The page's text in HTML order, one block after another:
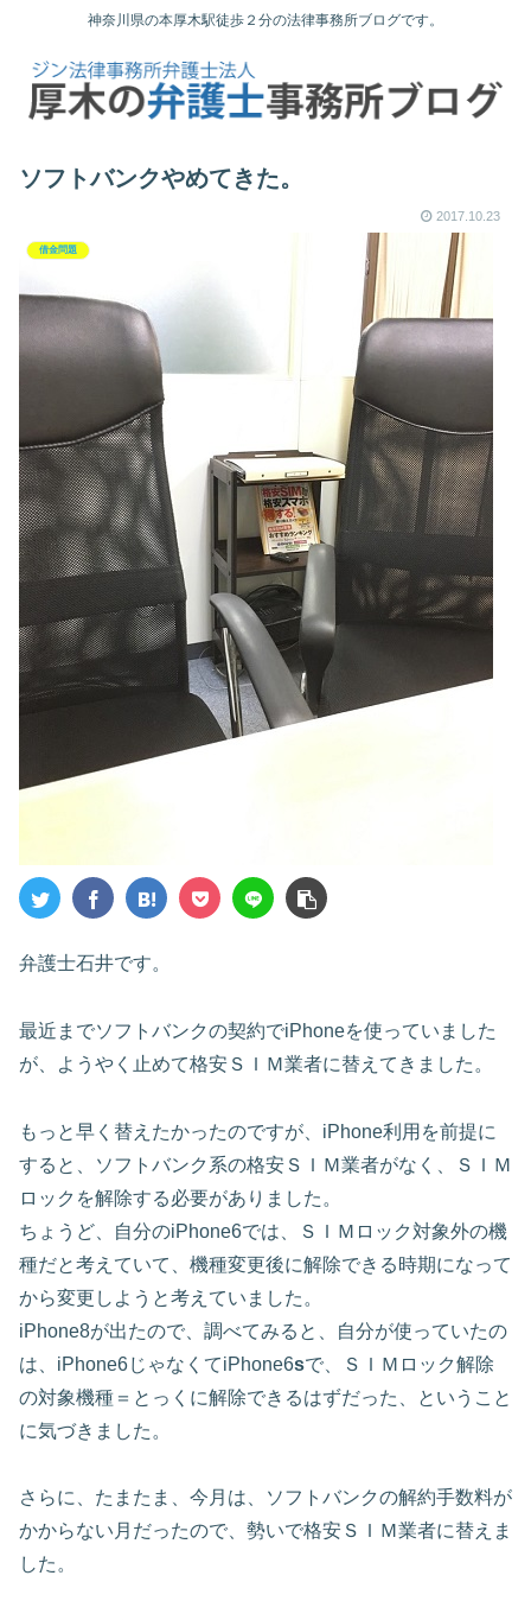
神奈川県の本厚木駅徒歩２分の法律事務所ブログです。
ソフトバンクやめてきた。
2017.10.23
借金問題
弁護士石井です。
最近までソフトバンクの契約でiPhoneを使っていました
が、ようやく止めて格安ＳＩＭ業者に替えてきました。
もっと早く替えたかったのですが、iPhone利用を前提に
すると、ソフトバンク系の格安ＳＩＭ業者がなく、ＳＩＭ
ロックを解除する必要がありました。
ちょうど、自分のiPhone6では、ＳＩＭロック対象外の機
種だと考えていて、機種変更後に解除できる時期になって
から変更しようと考えていました。
iPhone8が出たので、調べてみると、自分が使っていたの
は、iPhone6じゃなくてiPhone6sで、ＳＩＭロック解除
の対象機種＝とっくに解除できるはずだった、ということ
に気づきました。
さらに、たまたま、今月は、ソフトバンクの解約手数料が
かからない月だったので、勢いで格安ＳＩＭ業者に替えま
した。